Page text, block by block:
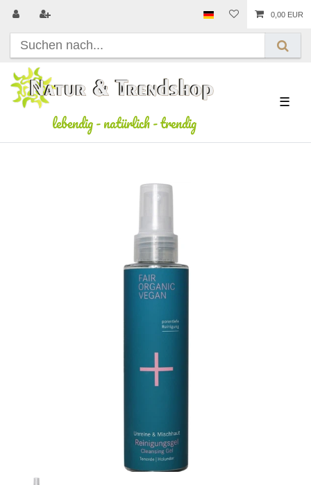
0,00 EUR
lebendig-natürlich-trendig
☰